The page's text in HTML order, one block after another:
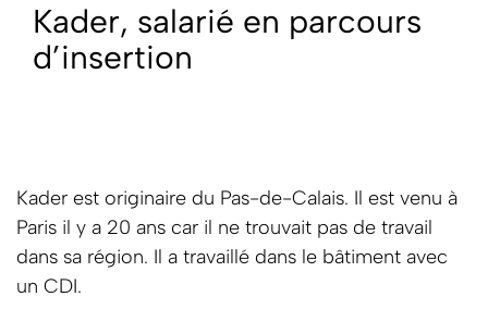
Kader, salarié en parcours
d’insertion
Kader est originaire du Pas-de-Calais. Il est venu à
Paris il y a 20 ans car il ne trouvait pas de travail
dans sa région. Il a travaillé dans le bâtiment avec
un CDI.